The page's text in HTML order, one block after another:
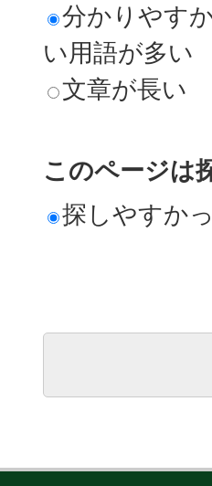
分かりやす
い用語が多い
文章が長い
このページは
探しやすか